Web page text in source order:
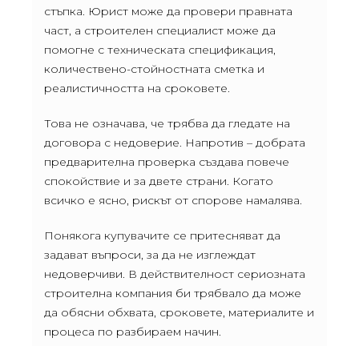
стъпка. Юрист може да провери правната
част, а строителен специалист може да
помогне с техническата спецификация,
количествено-стойностната сметка и
реалистичността на сроковете.
Това не означава, че трябва да гледате на
договора с недоверие. Напротив – добрата
предварителна проверка създава повече
спокойствие и за двете страни. Когато
всичко е ясно, рискът от спорове намалява.
Понякога купувачите се притесняват да
задават въпроси, за да не изглеждат
недоверчиви. В действителност сериозната
строителна компания би трябвало да може
да обясни обхвата, сроковете, материалите и
процеса по разбираем начин.